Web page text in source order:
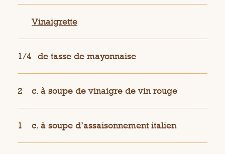
Vinaigrette
1/4 de tasse de mayonnaise
2 c. à soupe de vinaigre de vin rouge
1 c. à soupe d’assaisonnement italien